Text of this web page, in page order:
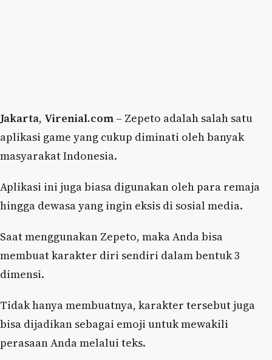
Jakarta, Virenial.com – Zepeto adalah salah satu
aplikasi game yang cukup diminati oleh banyak
masyarakat Indonesia.
Aplikasi ini juga biasa digunakan oleh para remaja
hingga dewasa yang ingin eksis di sosial media.
Saat menggunakan Zepeto, maka Anda bisa
membuat karakter diri sendiri dalam bentuk 3
dimensi.
Tidak hanya membuatnya, karakter tersebut juga
bisa dijadikan sebagai emoji untuk mewakili
perasaan Anda melalui teks.